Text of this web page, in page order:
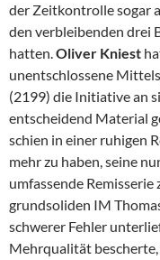
der Zeitkontrolle sogar
den verbleibenden drei
hatten.Oliver Kniest
unentschlossene
(2199) die Initiative an
entscheidend Material
schien in einer ruhigen
mehr zu haben, seine
umfassende Remisserie
grundsoliden IM
schwerer Fehler
Mehrqualität bescherte,